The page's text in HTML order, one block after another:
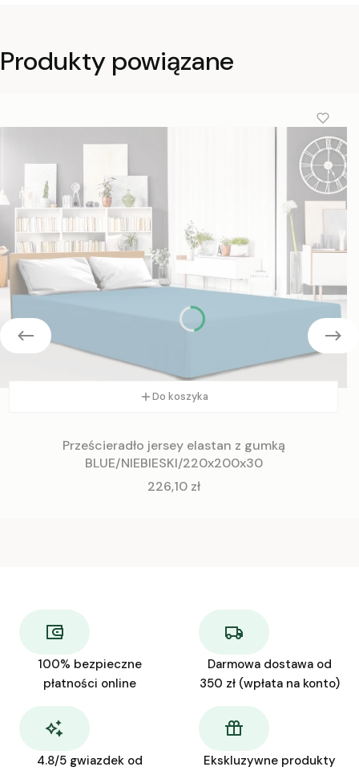
Produkty powiązane
Do koszyka
Prześcieradło jersey elastan z gumką
BLUE/NIEBIESKI/220x200x30
Cena
226,10 zł
100% bezpieczne
płatności online
Darmowa dostawa od
350 zł (wpłata na konto)
4.8/5 gwiazdek od
Ekskluzywne produkty